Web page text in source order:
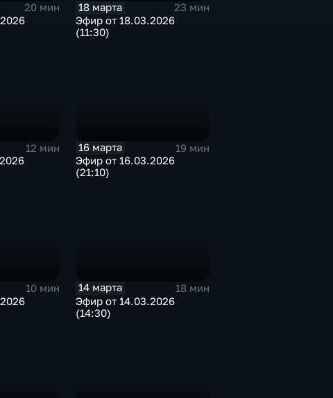
20 мин
18 марта
23 мин
Эфир от 18.03.2026
(11:30)
12 мин
16 марта
19 мин
Эфир от 16.03.2026
(21:10)
10 мин
14 марта
18 мин
Эфир от 14.03.2026
(14:30)